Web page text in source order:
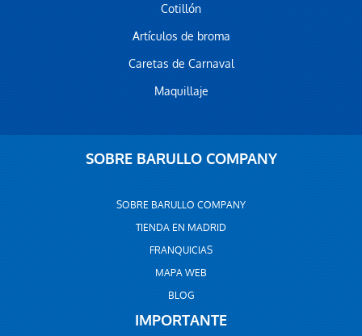
Cotillón
Artículos de broma
Caretas de Carnaval
Maquillaje
SOBRE BARULLO COMPANY
SOBRE BARULLO COMPANY
TIENDA EN MADRID
FRANQUICIAS
MAPA WEB
BLOG
IMPORTANTE